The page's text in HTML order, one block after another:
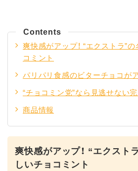
Contents
爽快感がアップ！ “エクストラ”
コミント
パリパリ食感のビターチョコが
“チョコミン党”なら見逃せない
商品情報
爽快感がアップ！ “エクスト
しいチョコミント